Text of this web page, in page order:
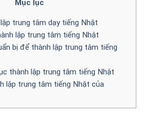
Mục lục
trung tâm dạy tiếng Nhật
lập trung tâm tiếng Nhật
bị để thành lập trung tâm tiếng
thành lập trung tâm tiếng Nhật
lập trung tâm tiếng Nhật của